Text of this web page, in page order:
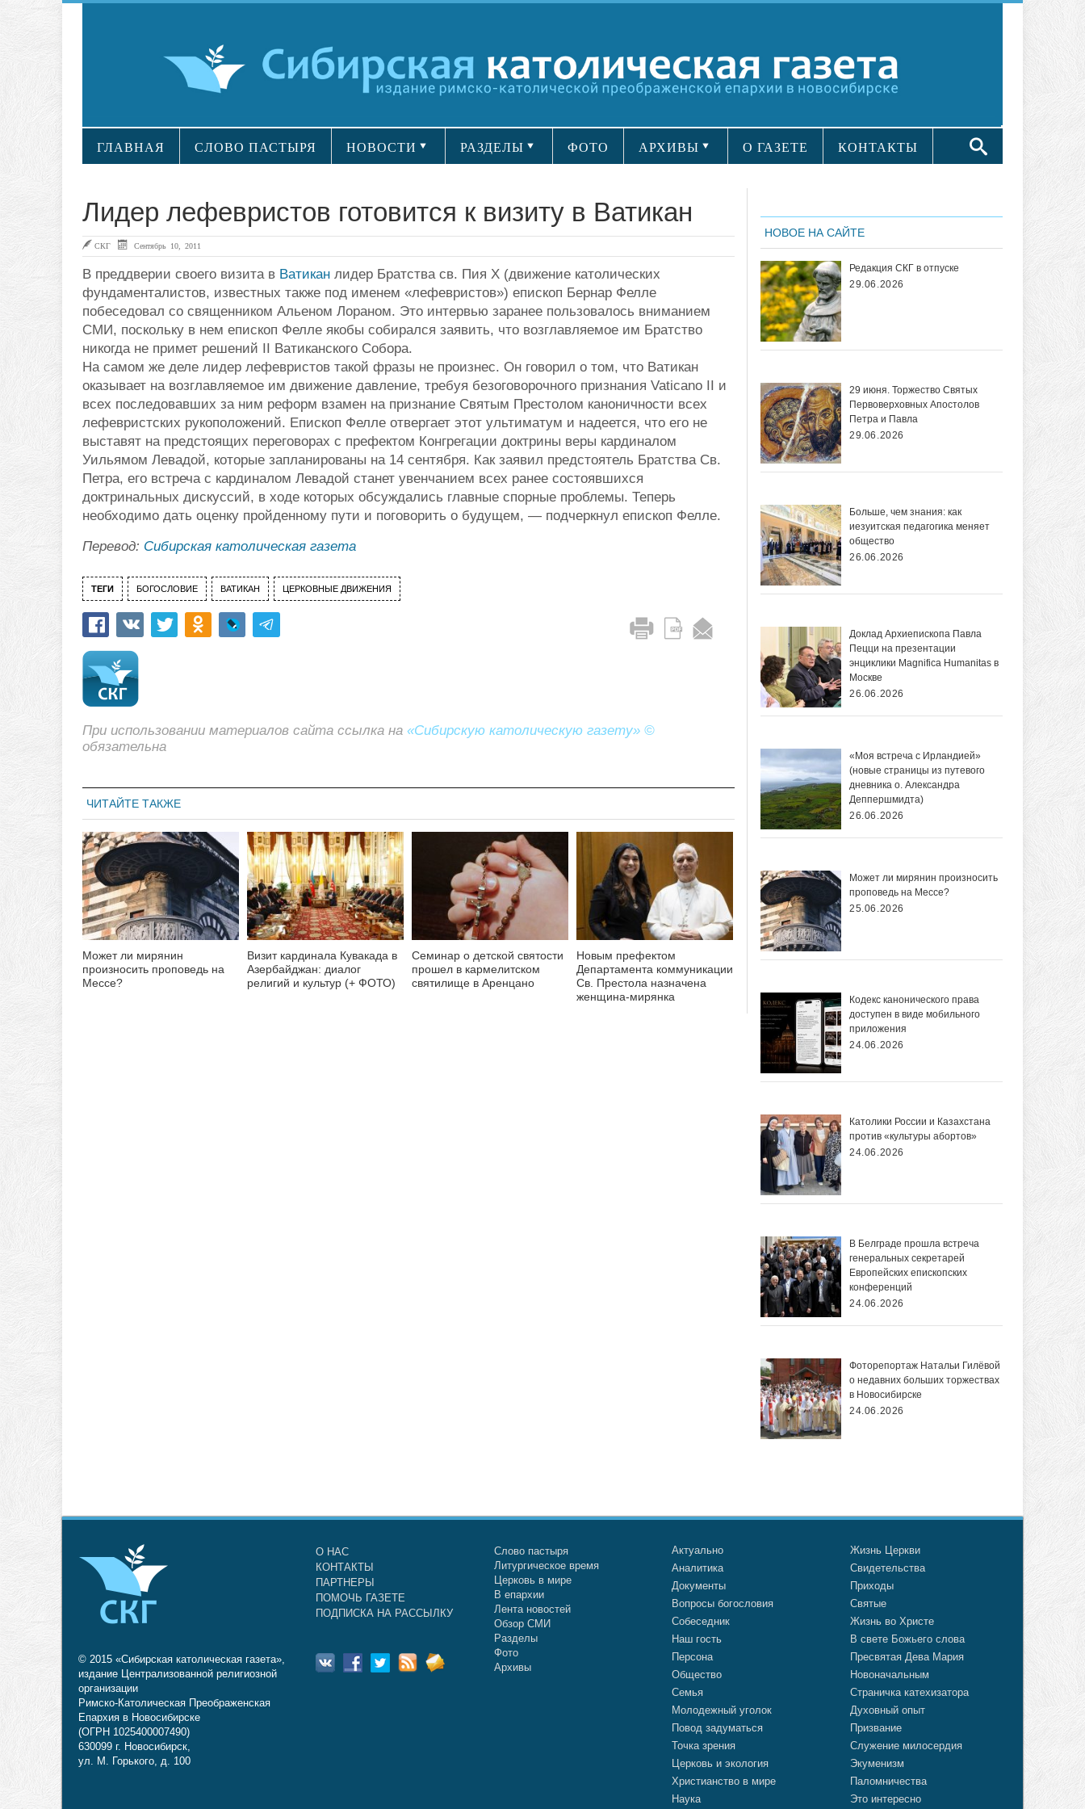
ГЛАВНАЯ СЛОВО ПАСТЫРЯ НОВОСТИ РАЗДЕЛЫ ФОТО АРХИВЫ О ГАЗЕТЕ КОНТАКТЫ
Лидер лефевристов готовится к визиту в Ватикан
СКГ Сентябрь 10, 2011
В преддверии своего визита в Ватикан лидер Братства св. Пия X (движение католических
фундаменталистов, известных также под именем «лефевристов») епископ Бернар Фелле
побеседовал со священником Альеном Лораном. Это интервью заранее пользовалось вниманием
СМИ, поскольку в нем епископ Фелле якобы собирался заявить, что возглавляемое им Братство
никогда не примет решений II Ватиканского Собора.
На самом же деле лидер лефевристов такой фразы не произнес. Он говорил о том, что Ватикан
оказывает на возглавляемое им движение давление, требуя безоговорочного признания Vaticano II и
всех последовавших за ним реформ взамен на признание Святым Престолом каноничности всех
лефевристских рукоположений. Епископ Фелле отвергает этот ультиматум и надеется, что его не
выставят на предстоящих переговорах с префектом Конгрегации доктрины веры кардиналом
Уильямом Левадой, которые запланированы на 14 сентября. Как заявил предстоятель Братства Св.
Петра, его встреча с кардиналом Левадой станет увенчанием всех ранее состоявшихся
доктринальных дискуссий, в ходе которых обсуждались главные спорные проблемы. Теперь
необходимо дать оценку пройденному пути и поговорить о будущем, — подчеркнул епископ Фелле.
Перевод: Сибирская католическая газета
ТЕГИ БОГОСЛОВИЕ ВАТИКАН ЦЕРКОВНЫЕ ДВИЖЕНИЯ
При использовании материалов сайта ссылка на «Сибирскую католическую газету» ©
обязательна
ЧИТАЙТЕ ТАКЖЕ
Может ли мирянин
произносить проповедь на
Мессе?
Визит кардинала Кувакада в
Азербайджан: диалог
религий и культур (+ ФОТО)
Семинар о детской святости
прошел в кармелитском
святилище в Аренцано
Новым префектом
Департамента коммуникации
Св. Престола назначена
женщина-мирянка
НОВОЕ НА САЙТЕ
Редакция СКГ в отпуске
29.06.2026
29 июня. Торжество Святых
Первоверховных Апостолов
Петра и Павла
29.06.2026
Больше, чем знания: как
иезуитская педагогика меняет
общество
26.06.2026
Доклад Архиепископа Павла
Пецци на презентации
энциклики Magnifica Нumanitas в
Москве
26.06.2026
«Моя встреча с Ирландией»
(новые страницы из путевого
дневника о. Александра
Деппершмидта)
26.06.2026
Может ли мирянин произносить
проповедь на Мессе?
25.06.2026
Кодекс канонического права
доступен в виде мобильного
приложения
24.06.2026
Католики России и Казахстана
против «культуры абортов»
24.06.2026
В Белграде прошла встреча
генеральных секретарей
Европейских епископских
конференций
24.06.2026
Фоторепортаж Натальи Гилёвой
о недавних больших торжествах
в Новосибирске
24.06.2026
© 2015 «Сибирская католическая газета»,
издание Централизованной религиозной
организации
Римско-Католическая Преображенская
Епархия в Новосибирске
(ОГРН 1025400007490)
630099 г. Новосибирск,
ул. М. Горького, д. 100
О НАС
КОНТАКТЫ
ПАРТНЕРЫ
ПОМОЧЬ ГАЗЕТЕ
ПОДПИСКА НА РАССЫЛКУ
Слово пастыря
Литургическое время
Церковь в мире
В епархии
Лента новостей
Обзор СМИ
Разделы
Фото
Архивы
Актуально
Аналитика
Документы
Вопросы богословия
Собеседник
Наш гость
Персона
Общество
Семья
Молодежный уголок
Повод задуматься
Точка зрения
Церковь и экология
Христианство в мире
Наука
Жизнь Церкви
Свидетельства
Приходы
Святые
Жизнь во Христе
В свете Божьего слова
Пресвятая Дева Мария
Новоначальным
Страничка катехизатора
Духовный опыт
Призвание
Служение милосердия
Экуменизм
Паломничества
Это интересно